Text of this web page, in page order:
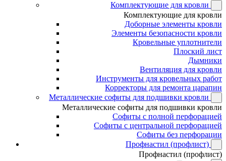
Комплектующие для кровли
Комплектующие для кровли
Доборные элементы кровли
Элементы безопасности кровли
Кровельные уплотнители
Плоский лист
Дымники
Вентиляция для кровли
Инструменты для кровельных работ
Корректоры для ремонта царапин
Металлические софиты для подшивки кровли
Металлические софиты для подшивки кровли
Софиты с полной перфорацией
Софиты с центральной перфорацией
Софиты без перфорации
Профнастил (профлист)
Профнастил (профлист)